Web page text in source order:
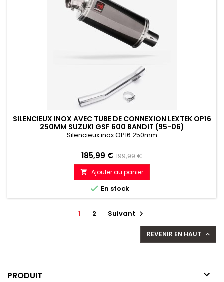
SILENCIEUX INOX AVEC TUBE DE CONNEXION LEXTEK OP16
250MM SUZUKI GSF 600 BANDIT (95-06)
Silencieux inox OP16 250mm
Prix
185,99 € Prix
de
référence
199,99 €
 Ajouter au panier
 En stock
1 2 Suivant 
REVENIR EN HAUT 
PRODUIT 